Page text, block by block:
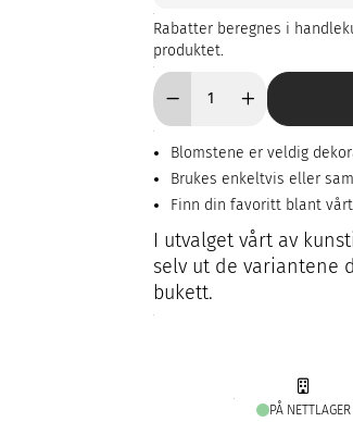
Rabatter beregnes i
produktet.
Blomstene er veldig
Brukes enkeltvis eller
Finn din favoritt blant
I utvalget vårt av
selv ut de variantene
bukett.
PÅ NETTLAGER